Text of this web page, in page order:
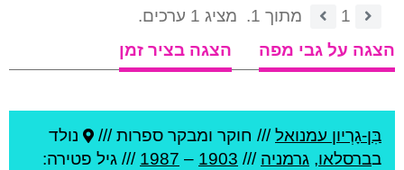
1 מתוך 1.
מציג 1 ערכים.
הצגה על גבי מפה
הצגה בציר זמן
בִּן-גָרְיון עמנואל/// חוקר ומבקר ספרות ///
נולד
בברסלאו, גרמניה ///
1903
–
1987 /// גיל פטירה: